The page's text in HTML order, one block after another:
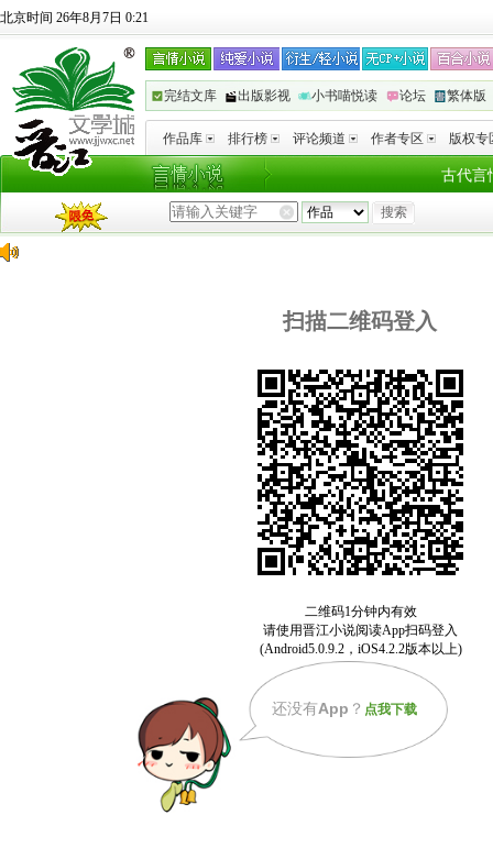
北京时间 26年8月7日 0:21
完结文库 出版影视 小书喵悦读 论坛 繁体版
作品库 排行榜 评论频道 作者专区 版权专
古代言
扫描二维码登入
还没有App ？ 点我下载